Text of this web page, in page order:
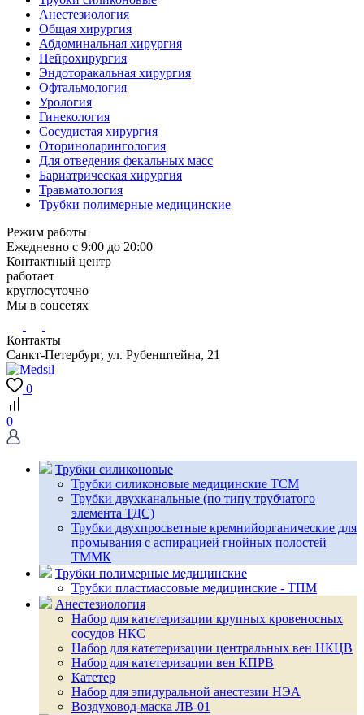
Анестезиология
Общая хирургия
Абдоминальная хирургия
Нейрохирургия
Эндоторакальная хирургия
Офтальмология
Урология
Гинекология
Сосудистая хирургия
Оториноларингология
Для отведения фекальных масс
Бариатрическая хирургия
Травматология
Трубки полимерные медицинские
Режим работы
Ежедневно с 9:00 до 20:00
Контактный центр
работает
круглосуточно
Мы в соцсетях
Контакты
Санкт-Петербург, ул. Рубенштейна, 21
0
0
Трубки силиконовые
Трубки силиконовые медицинские ТСМ
Трубки двухканальные (по типу трубчатого
элемента ТДС)
Трубки двухпросветные кремнийорганические для
промывания с аспирацией гнойных полостей
ТММК
Трубки полимерные медицинские
Трубки пластмассовые медицинские - ТПМ
Анестезиология
Набор для катетеризации крупных кровеносных
сосудов НКС
Набор для катетеризации центральных вен НКЦВ
Набор для катетеризации вен КПРВ
Катетер
Набор для эпидуральной анестезии НЭА
Воздуховод-маска ЛВ-01